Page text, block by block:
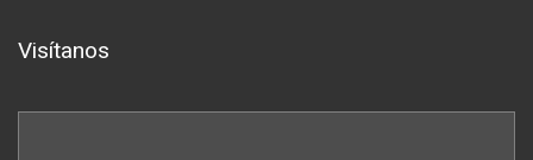
Visítanos